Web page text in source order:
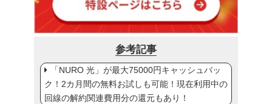
参考記事
「NURO 光」が最大75000円キャッシュバッ
ク！2カ月間の無料お試しも可能！現在利用中の
回線の解約関連費用分の還元もあり！